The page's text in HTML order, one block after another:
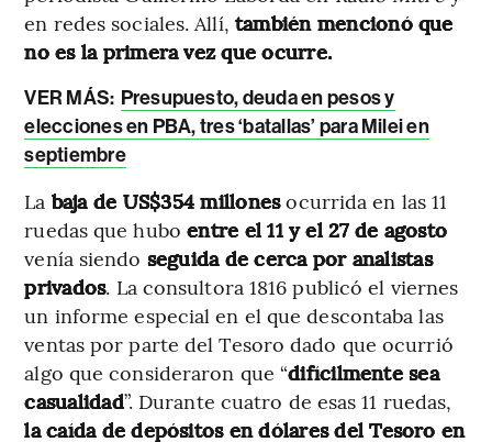
en redes sociales. Allí, también mencionó que
no es la primera vez que ocurre.
VER MÁS: Presupuesto, deuda en pesos y
elecciones en PBA, tres ‘batallas’ para Milei en
septiembre
La baja de US$354 millonesocurrida en las 11
ruedas que hubo entre el 11 y el 27 de agosto
venía siendo seguida de cerca por analistas
privados. La consultora 1816 publicó el viernes
un informe especial en el que descontaba las
ventas por parte del Tesoro dado que ocurrió
algo que consideraron que “difícilmente sea
casualidad”. Durante cuatro de esas 11 ruedas,
la caída de depósitos en dólares del Tesoro en